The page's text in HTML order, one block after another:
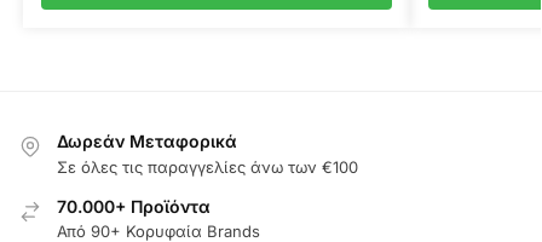
Δωρεάν Μεταφορικά
Σε όλες τις παραγγελίες άνω των €100
70.000+ Προϊόντα
Από 90+ Κορυφαία Brands